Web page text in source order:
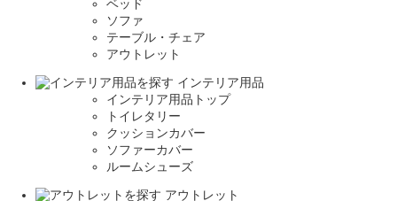
ベッド
ソファ
テーブル・チェア
アウトレット
インテリア用品
インテリア用品トップ
トイレタリー
クッションカバー
ソファーカバー
ルームシューズ
アウトレット